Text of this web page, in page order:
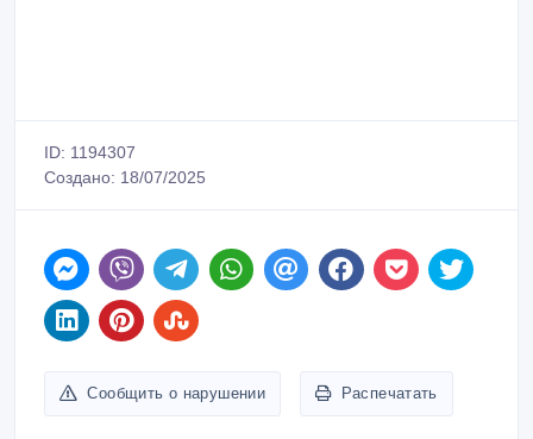
ID: 1194307
Создано: 18/07/2025
Сообщить о нарушении Распечатать